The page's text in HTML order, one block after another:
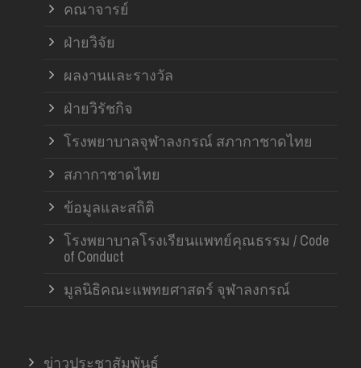
คณาจารย์
ฝ่ายวิจัย
ผลงานและรางวัล
ฝ่ายวิรัชกิจ
โรงพยาบาลจุฬาลงกรณ์ สภากาชาดไทย
สภากาชาดไทย
ข้อมูลและสถิติ
โรงพยาบาลโรงเรียนแพทย์คุณธรรม / Code
of Conduct
มูลนิธิคณะแพทยศาสตร์ จุฬาลงกรณ์
ข่าวประชาสัมพันธ์